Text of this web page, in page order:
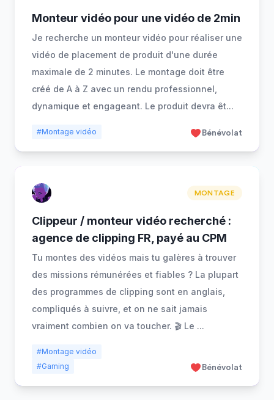
Monteur vidéo pour une vidéo de 2min
Je recherche un monteur vidéo pour réaliser une
vidéo de placement de produit d'une durée
maximale de 2 minutes. Le montage doit être
créé de A à Z avec un rendu professionnel,
dynamique et engageant. Le produit devra êt...
#Montage vidéo Bénévolat
MONTAGE
Clippeur / monteur vidéo recherché :
agence de clipping FR, payé au CPM
Tu montes des vidéos mais tu galères à trouver
des missions rémunérées et fiables ? La plupart
des programmes de clipping sont en anglais,
compliqués à suivre, et on ne sait jamais
vraiment combien on va toucher. 🎬 Le ...
#Montage vidéo
#Gaming
Bénévolat